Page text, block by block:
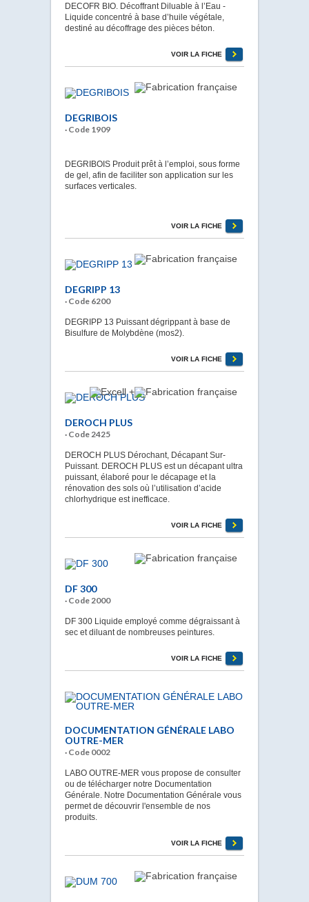
DECOFR BIO. Décoffrant Diluable à l’Eau -
Liquide concentré à base d’huile végétale,
destiné au décoffrage des pièces béton.
VOIR LA FICHE
DEGRIBOIS
· Code 1909
DEGRIBOIS Produit prêt à l’emploi, sous forme
de gel, afin de faciliter son application sur les
surfaces verticales.
VOIR LA FICHE
DEGRIPP 13
· Code 6200
DEGRIPP 13 Puissant dégrippant à base de
Bisulfure de Molybdène (mos2).
VOIR LA FICHE
DEROCH PLUS
· Code 2425
DEROCH PLUS Dérochant, Décapant Sur-
Puissant. DEROCH PLUS est un décapant ultra
puissant, élaboré pour le décapage et la
rénovation des sols où l’utilisation d’acide
chlorhydrique est inefficace.
VOIR LA FICHE
DF 300
· Code 2000
DF 300 Liquide employé comme dégraissant à
sec et diluant de nombreuses peintures.
VOIR LA FICHE
DOCUMENTATION GÉNÉRALE LABO
OUTRE-MER
· Code 0002
LABO OUTRE-MER vous propose de consulter
ou de télécharger notre Documentation
Générale. Notre Documentation Générale vous
permet de découvrir l'ensemble de nos
produits.
VOIR LA FICHE